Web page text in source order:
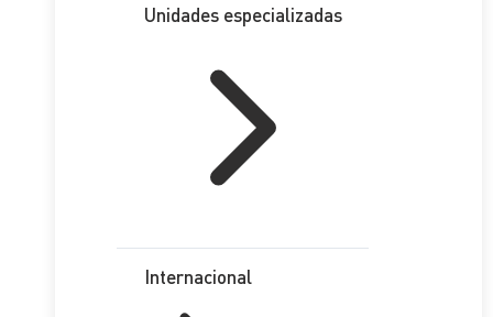
Unidades especializadas
Internacional